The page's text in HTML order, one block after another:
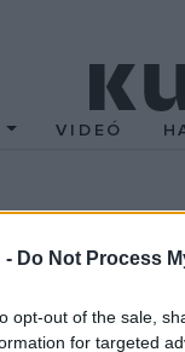
- Do Not Process
opt-out of the sale,
for targeted
VIDEÓ
a